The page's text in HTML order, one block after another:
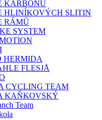
KARBONU
HLINÍKOVÝCH SLITIN
RÁMŮ
SYSTEM
HERMIDA
FLESJÅ
CYCLING TEAM
KAŇKOVSKÝ
Team